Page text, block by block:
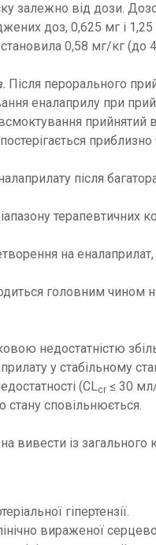
залежно від дози.
доз, 0,625 мг і
0,58 мг/кг (до
Після перорального
еналаприлу при
прийнятий
після
терапевтичних
на
головним чином
недостатністю
у стабільному
(CLcr ≤ 30
стану сповільнюється.
вивести із загального
гіпертензії.
вираженої